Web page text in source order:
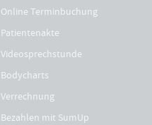
Online Terminbuchung
Patientenakte
Videosprechstunde
Bodycharts
Verrechnung
Bezahlen mit SumUp